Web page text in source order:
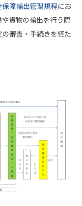
障輸出管理規程にお
貨物の輸出を行う際
審査・手続きを経た